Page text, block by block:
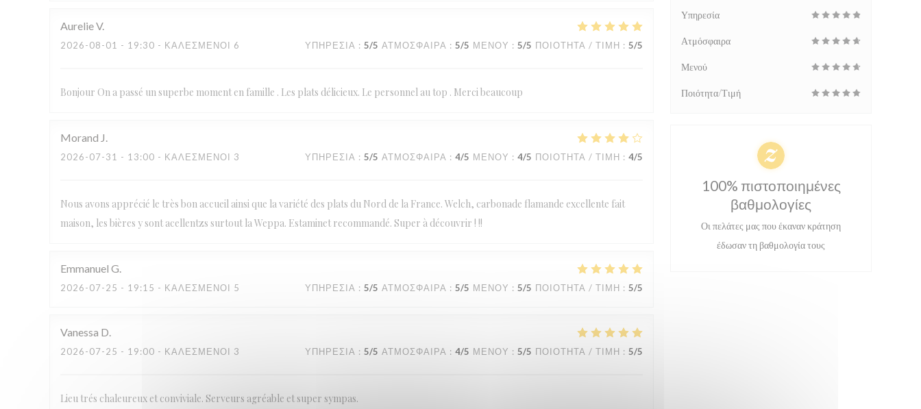
AurelieV
2026-08-01 - 19:30 - ΚΑΛΕΣΜΈΝΟΙ 6 ΥΠΗΡΕΣΊΑ : 5/5 ΑΤΜΌΣΦΑΙΡΑ : 5/5 ΜΕΝΟΎ : 5/5 ΠΟΙΌΤΗΤΑ / ΤΙΜΉ : 5/5
Bonjour On a passé un superbe moment en famille . Les plats délicieux. Le personnel au top . Merci beaucoup
Morand J
2026-07-31 - 13:00 - ΚΑΛΕΣΜΈΝΟΙ 3 ΥΠΗΡΕΣΊΑ : 5/5 ΑΤΜΌΣΦΑΙΡΑ : 4/5 ΜΕΝΟΎ : 4/5 ΠΟΙΌΤΗΤΑ / ΤΙΜΉ : 4/5
Nous avons apprécié le très bon accueil ainsi que la variété des plats du Nord de la France. Welch, carbonade flamande excellente fait
maison, les bières y sont acellentzs surtout la Weppa. Estaminet recommandé. Super à découvrir ! !!
Emmanuel G
2026-07-25 - 19:15 - ΚΑΛΕΣΜΈΝΟΙ 5 ΥΠΗΡΕΣΊΑ : 5/5 ΑΤΜΌΣΦΑΙΡΑ : 5/5 ΜΕΝΟΎ : 5/5 ΠΟΙΌΤΗΤΑ / ΤΙΜΉ : 5/5
Vanessa D
2026-07-25 - 19:00 - ΚΑΛΕΣΜΈΝΟΙ 3 ΥΠΗΡΕΣΊΑ : 5/5 ΑΤΜΌΣΦΑΙΡΑ : 4/5 ΜΕΝΟΎ : 5/5 ΠΟΙΌΤΗΤΑ / ΤΙΜΉ : 5/5
Lieu trés chaleureux et conviviale. Serveurs agréable et super sympas.
Υπηρεσία
Ατμόσφαιρα
Μενού
Ποιότητα/Τιμή
100% πιστοποιημένες
βαθμολογίες
Οι πελάτες μας που έκαναν κράτηση
έδωσαν τη βαθμολογία τους